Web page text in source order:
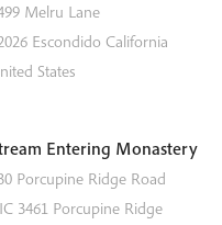
Melru Lane
Escondido California
States
Entering Monastery
Porcupine Ridge Road
3461 Porcupine Ridge